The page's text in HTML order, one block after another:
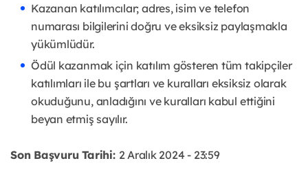
Kazanan katılımcılar; adres, isim ve telefon
numarası bilgilerini doğru ve eksiksiz paylaşmakla
yükümlüdür.
Ödül kazanmak için katılım gösteren tüm takipçiler
katılımları ile bu şartları ve kuralları eksiksiz olarak
okuduğunu, anladığını ve kuralları kabul ettiğini
beyan etmiş sayılır.
Son Başvuru Tarihi: 2 Aralık 2024 - 23:59